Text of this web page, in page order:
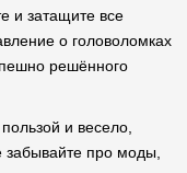
и затащите все
о головоломках
решённого
и весело,
забывайте про моды,